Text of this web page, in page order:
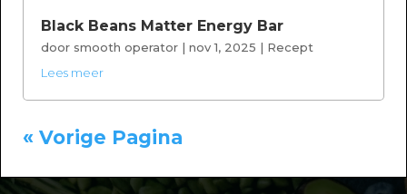
Black Beans Matter Energy Bar
door smooth operator |nov 1, 2025 | Recept
Lees meer
« Vorige Pagina